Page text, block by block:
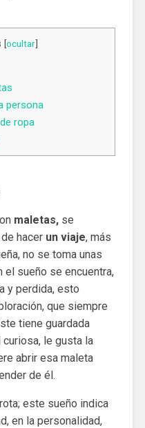
[ocultar]
persona
ropa
maletas,se
hacer un viaje, más
no se toma unas
el sueño se encuentra,
y perdida, esto
que siempre
tiene guardada
le gusta la
abrir esa maleta
de él.
este sueño indica
en la personalidad,